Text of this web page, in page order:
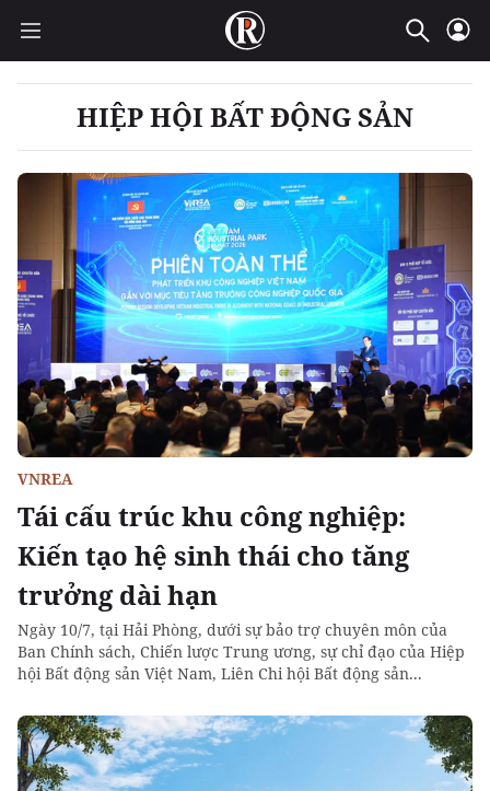
HIỆP HỘI BẤT ĐỘNG SẢN
Tái cấu trúc khu công nghiệp:
Kiến tạo hệ sinh thái cho tăng
trưởng dài hạn
VNREA
Ngày 10/7, tại Hải Phòng, dưới sự bảo trợ chuyên môn của
Ban Chính sách, Chiến lược Trung ương, sự chỉ đạo của Hiệp
hội Bất động sản Việt Nam, Liên Chi hội Bất động sản...